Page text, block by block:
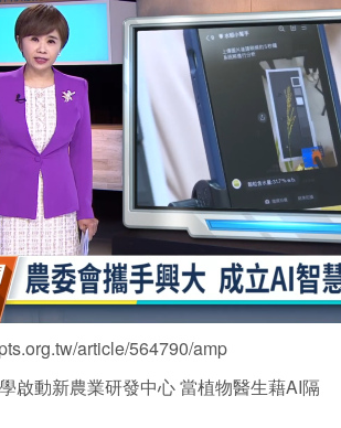
article/564790/amp
啟動新農業研發中心 當植物醫生藉AI隔